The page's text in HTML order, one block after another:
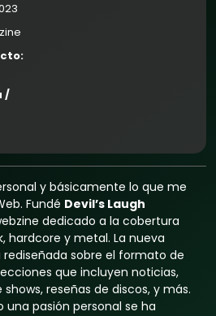
/
y básicamente lo que me
Fundé Devil’s Laugh
dedicado a la cobertura
hardcore y metal. La nueva
rediseñada sobre el formato de
que incluyen noticias,
reseñas de discos, y más.
pasión personal se ha